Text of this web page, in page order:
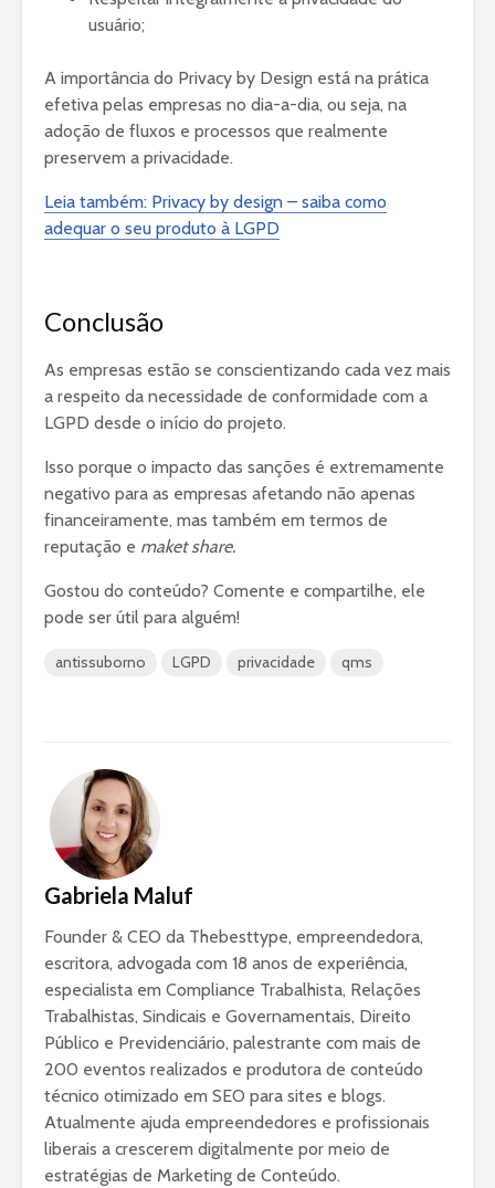
usuário;
A importância do Privacy by Design está na prática
efetiva pelas empresas no dia-a-dia, ou seja, na
adoção de fluxos e processos que realmente
preservem a privacidade.
Leia também: Privacy by design – saiba como
adequar o seu produto à LGPD
Conclusão
As empresas estão se conscientizando cada vez mais
a respeito da necessidade de conformidade com a
LGPD desde o início do projeto.
Isso porque o impacto das sanções é extremamente
negativo para as empresas afetando não apenas
financeiramente, mas também em termos de
reputação e maket share.
Gostou do conteúdo? Comente e compartilhe, ele
pode ser útil para alguém!
antissuborno LGPD privacidade qms
Gabriela Maluf
Founder & CEO da Thebesttype, empreendedora,
escritora, advogada com 18 anos de experiência,
especialista em Compliance Trabalhista, Relações
Trabalhistas, Sindicais e Governamentais, Direito
Público e Previdenciário, palestrante com mais de
200 eventos realizados e produtora de conteúdo
técnico otimizado em SEO para sites e blogs.
Atualmente ajuda empreendedores e profissionais
liberais a crescerem digitalmente por meio de
estratégias de Marketing de Conteúdo.